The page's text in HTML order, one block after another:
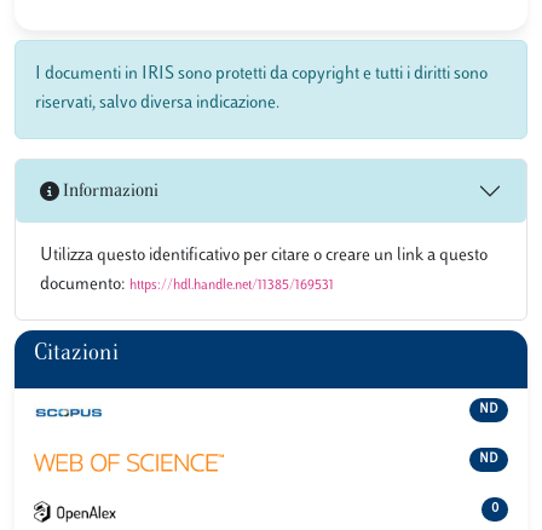
I documenti in IRIS sono protetti da copyright e tutti i diritti sono
riservati, salvo diversa indicazione.
Informazioni
Utilizza questo identificativo per citare o creare un link a questo
documento: https://hdl.handle.net/11385/169531
Citazioni
ND
ND
0